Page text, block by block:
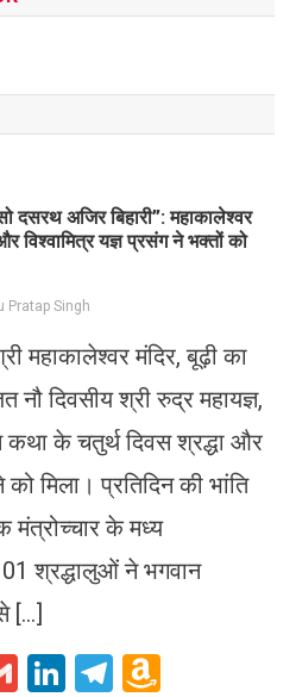
दसरथ अजिर बिहारी”: महाकालेश्वर
विश्वामित्र यज्ञ प्रसंग ने भक्तों को
Pratap Singh
महाकालेश्वर मंदिर, बूढ़ी का
नौ दिवसीय श्री रुद्र महायज्ञ,
कथा के चतुर्थ दिवस श्रद्धा और
मिला। प्रतिदिन की भांति
मंत्रोच्चार के मध्य
श्रद्धालुओं ने भगवान
[…]
GmailLinkedIn
Telegram